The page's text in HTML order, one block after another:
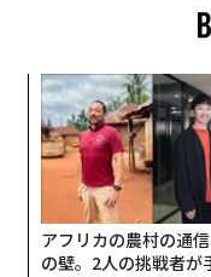
アフリカの農村の通
の壁。2人の挑戦者が